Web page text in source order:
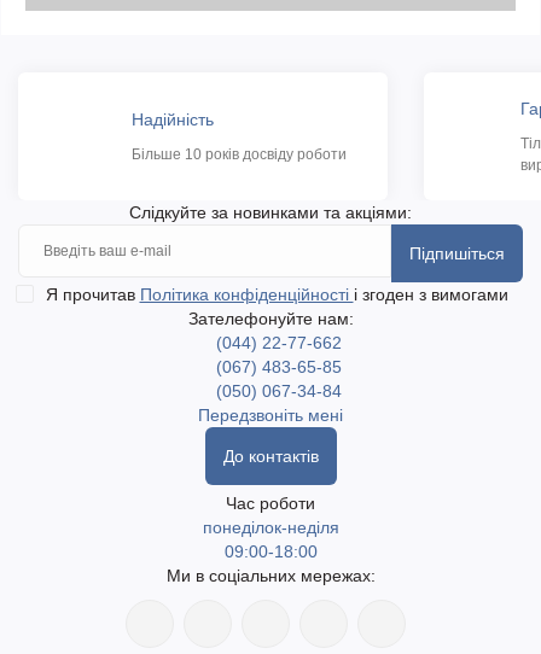
Надійність
Більше 10 років досвіду роботи
Слідкуйте за новинками та акціями:
Підпишіться
Я прочитав Політика конфіденційності і згоден з вимогами
Зателефонуйте нам:
(044) 22-77-662
(067) 483-65-85
(050) 067-34-84
Передзвоніть мені
До контактів
Час роботи
понеділок-неділя
09:00-18:00
Ми в соціальних мережах: